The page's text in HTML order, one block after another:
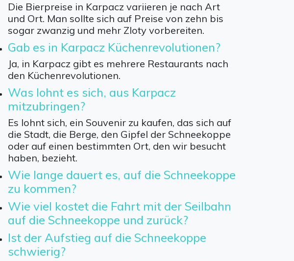
Die Bierpreise in Karpacz variieren je nach Art
und Ort. Man sollte sich auf Preise von zehn bis
sogar zwanzig und mehr Zloty vorbereiten.
Gab es in Karpacz Küchenrevolutionen?
Ja, in Karpacz gibt es mehrere Restaurants nach
den Küchenrevolutionen.
Was lohnt es sich, aus Karpacz
mitzubringen?
Es lohnt sich, ein Souvenir zu kaufen, das sich auf
die Stadt, die Berge, den Gipfel der Schneekoppe
oder auf einen bestimmten Ort, den wir besucht
haben, bezieht.
Wie lange dauert es, auf die Schneekoppe
zu kommen?
Wie viel kostet die Fahrt mit der Seilbahn
auf die Schneekoppe und zurück?
Ist der Aufstieg auf die Schneekoppe
schwierig?